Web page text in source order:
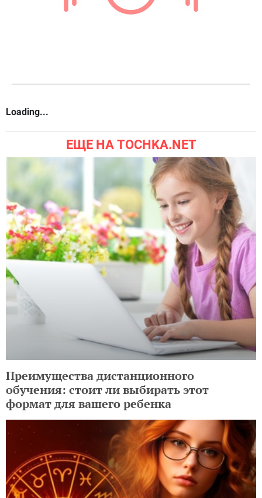
Loading...
ЕЩЕ НА TOCHKA.NET
Преимущества дистанционного
обучения: стоит ли выбирать этот
формат для вашего ребенка